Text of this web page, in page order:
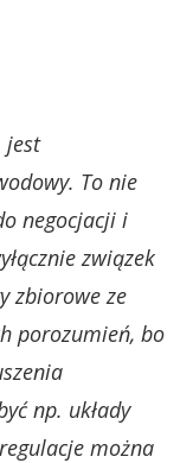
jest
To nie
negocjacji i
związek
zbiorowe ze
porozumień, bo
np. układy
można